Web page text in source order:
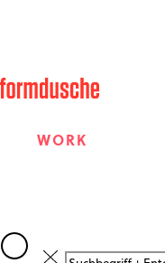
WORK